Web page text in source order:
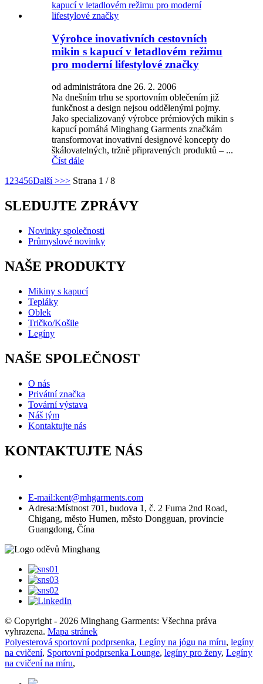
Výrobce inovativních cestovních
mikin s kapucí v letadlovém režimu
pro moderní lifestylové značky
od administrátora dne 26. 2. 2006
Na dnešním trhu se sportovním oblečením již
funkčnost a design nejsou oddělenými pojmy.
Jako specializovaný výrobce prémiových mikin s
kapucí pomáhá Minghang Garments značkám
transformovat inovativní designové koncepty do
škálovatelných, tržně připravených produktů – ...
Číst dále
1 23456Další >>> Strana 1 / 8
SLEDUJTE ZPRÁVY
Novinky společnosti
Průmyslové novinky
NAŠE PRODUKTY
Mikiny s kapucí
Tepláky
Oblek
Tričko/Košile
Legíny
NAŠE SPOLEČNOST
O nás
Privátní značka
Tovární výstava
Náš tým
Kontaktujte nás
KONTAKTUJTE NÁS
E-mail:kent@mhgarments.com
Adresa:Místnost 701, budova 1, č. 2 Fuma 2nd Road,
Chigang, město Humen, město Dongguan, provincie
Guangdong, Čína
© Copyright - 2026 Minghang Garments: Všechna práva
vyhrazena. Mapa stránek
Polyesterová sportovní podprsenka, Legíny na jógu na míru, legíny
na cvičení, Sportovní podprsenka Lounge, legíny pro ženy, Legíny
na cvičení na míru,